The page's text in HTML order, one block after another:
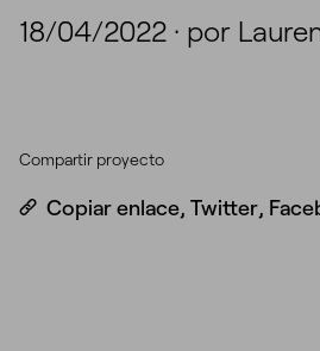
18/04/2022 · por
Compartir proyecto
Copiar enlace, Twitter,